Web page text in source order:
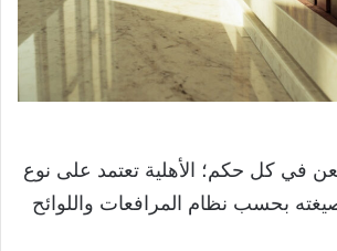
في كل حكم؛ الأهلية تعتمد على نوع
بحسب نظام المرافعات واللوائح